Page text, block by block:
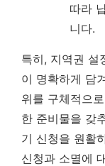
따라
니다.
특히, 지역권 설
이 명확하게 담
위를 구체적으
한 준비물을 갖
기 신청을 원활
신청과 소멸에